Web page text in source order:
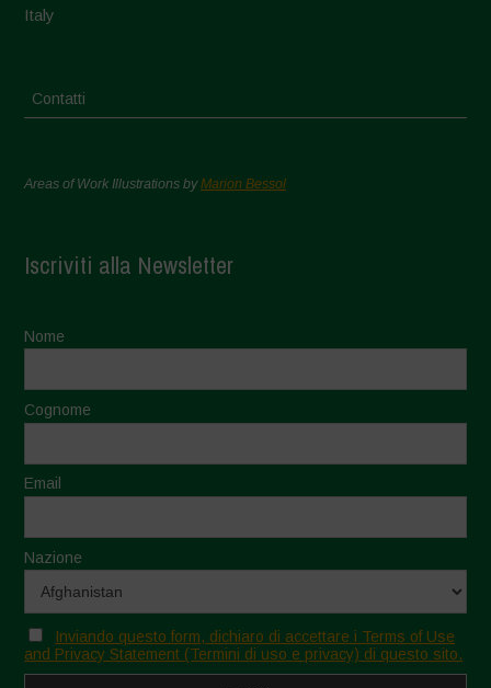
Italy
Contatti
Areas of Work Illustrations byMarion Bessol
Iscriviti alla Newsletter
Nome
Cognome
Email
Nazione
Inviando questo form, dichiaro di accettare i Terms of Use
and Privacy Statement (Termini di uso e privacy) di questo sito.